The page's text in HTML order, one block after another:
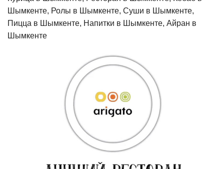
Шымкенте, Ролы в Шымкенте, Суши в Шымкенте,
Пицца в Шымкенте, Напитки в Шымкенте, Айран в
Шымкенте